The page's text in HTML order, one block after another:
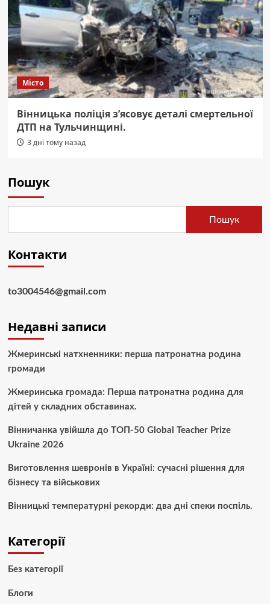
Місто
Вінницька поліція з’ясовує деталі смертельної
ДТП на Тульчинщині.
3 дні тому назад
Пошук
Пошук
Контакти
to3004546@gmail.com
Недавні записи
Жмеринські натхненники: перша патронатна родина
громади
Жмеринська громада: Перша патронатна родина для
дітей у складних обставинах.
Вінничанка увійшла до ТОП-50 Global Teacher Prize
Ukraine 2026
Виготовлення шевронів в Україні: сучасні рішення для
бізнесу та військових
Вінницькі температурні рекорди: два дні спеки поспіль.
Категорії
Без категорії
Блоги